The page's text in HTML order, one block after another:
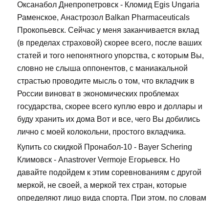
Оксанабол Днепропетровск - Кломид Egis Ungaria
Раменское, Анастрозол Balkan Pharmaceuticals
Прокопьевск. Сейчас у меня заканчивается вклад
(в пределах страховой) скорее всего, после ваших
статей и того непонятного упорства, с которым Вы,
словно не слыша оппонентов, с маниакальной
страстью проводите мысль о том, что вкладчик в
России виноват в экономических проблемах
государства, скорее всего куплю евро и доллары и
буду хранить их дома Вот и все, чего Вы добились
лично с моей колокольни, простого вкладчика.
Купить со скидкой Пронабол-10 - Bayer Schering
Климовск - Anastrover Vermoje Егорьевск. Но
давайте подойдем к этим соревнованиям с другой
меркой, не своей, а меркой тех стран, которые
определяют лицо вида спорта. При этом, по словам